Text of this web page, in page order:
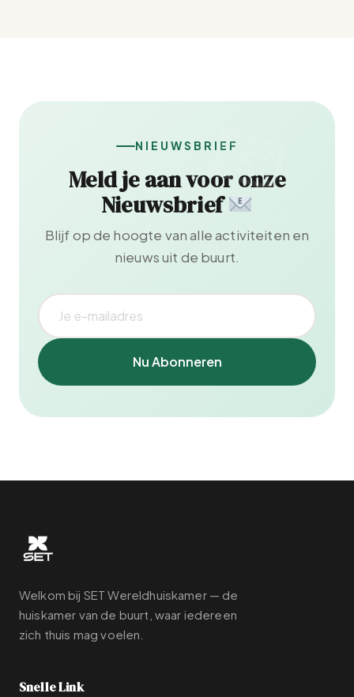
NIEUWSBRIEF
Meld je aan voor onze
Nieuwsbrief
Blijf op de hoogte van alle activiteiten en
nieuws uit de buurt.
Nu Abonneren
Welkom bij SET Wereldhuiskamer — de
huiskamer van de buurt, waar iedereen
zich thuis mag voelen.
Snelle Link